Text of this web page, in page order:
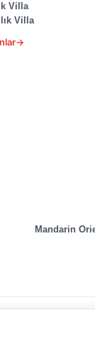
Villa
Villa
→
Mandarin